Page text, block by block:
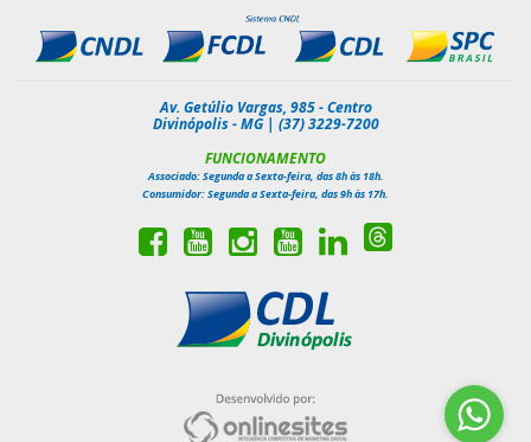
Av. Getúlio Vargas, 985 - Centro
Divinópolis - MG | (37) 3229-7200
FUNCIONAMENTO
Associado: Segunda a Sexta-feira, das 8h às 18h.
Consumidor: Segunda a Sexta-feira, das 9h às 17h.
Curta
nossa
Facebook
Inscreva-
se
nosso
canal
Siga-
nos
Instagram
Inscreva-
se
nosso
canal
Siga-
nos
Siga-
nos